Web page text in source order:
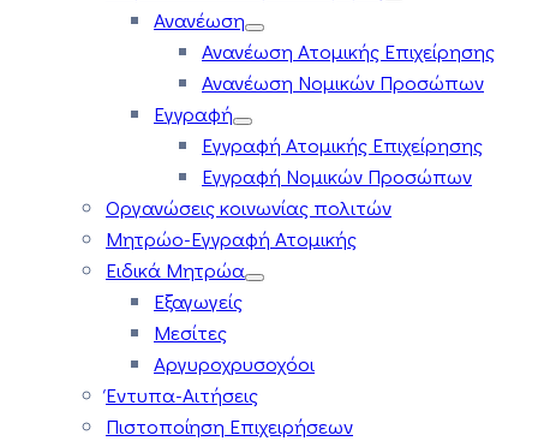
Ανανέωση
Ανανέωση Ατομικής Επιχείρησης
Ανανέωση Νομικών Προσώπων
Εγγραφή
Εγγραφή Ατομικής Επιχείρησης
Εγγραφή Νομικών Προσώπων
Οργανώσεις κοινωνίας πολιτών
Μητρώο-Εγγραφή Ατομικής
Ειδικά Μητρώα
Εξαγωγείς
Μεσίτες
Αργυροχρυσοχόοι
Έντυπα-Αιτήσεις
Πιστοποίηση Επιχειρήσεων